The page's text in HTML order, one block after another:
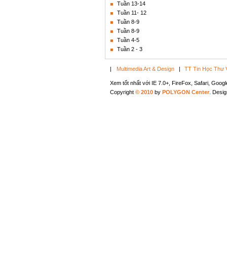
Tuần 13-14
Tuần 11- 12
Tuần 8-9
Tuần 8-9
Tuần 4-5
Tuần 2 - 3
Multimedia Art & Design TT Tin Học Thư
Xem tốt nhất với IE 7.0+, FireFox, Safari,
Copyright © 2010 by POLYGON Center .